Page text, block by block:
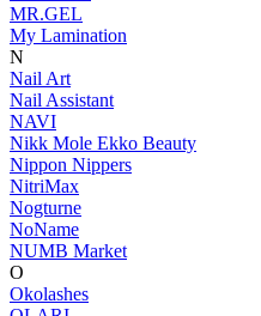
MR.GEL
My Lamination
N
Nail Art
Nail Assistant
NAVI
Nikk Mole Ekko Beauty
Nippon Nippers
NitriMax
Nogturne
NoName
NUMB Market
O
Okolashes